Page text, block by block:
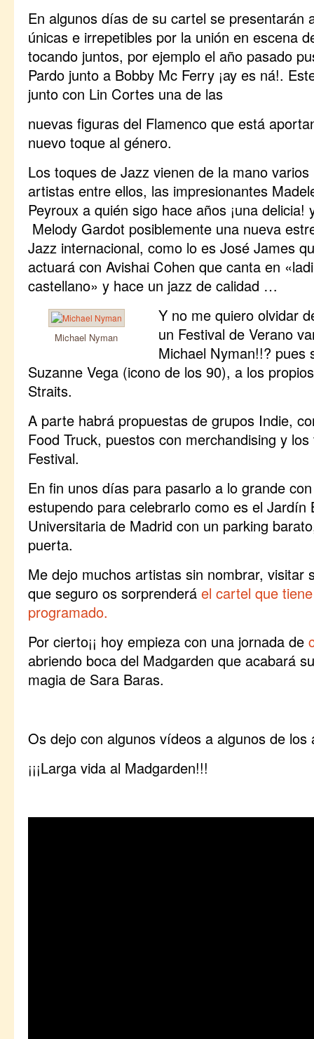
En algunos días de su cartel se presentarán
únicas e irrepetibles por la unión en escena
tocando juntos, por ejemplo el año pasado
Pardo junto a Bobby Mc Ferry ¡ay es ná!.
junto con Lin Cortes una de las
nuevas figuras del Flamenco que está
nuevo toque al género.
Los toques de Jazz vienen de la mano varios
artistas entre ellos, las impresionantes
Peyroux a quién sigo hace años ¡una delicia!
Melody Gardot posiblemente una nueva
Jazz internacional, como lo es José James
actuará con Avishai Cohen que canta en
castellano» y hace un jazz de calidad …
Michael Nyman
Y no me quiero olvidar
un Festival de Verano
Michael Nyman!!?
Suzanne Vega (icono de los 90), a los
Straits.
A parte habrá propuestas de grupos Indie,
Food Truck, puestos con merchandising y
Festival.
En fin unos días para pasarlo a lo grande
estupendo para celebrarlo como es el Jardín
Universitaria de Madrid con un parking
puerta.
Me dejo muchos artistas sin nombrar, visitar
que seguro os sorprenderá el cartel que tiene
programado.
Por cierto¡¡ hoy empieza con una jornada de
abriendo boca del Madgarden que acabará
magia de Sara Baras.
Os dejo con algunos vídeos a algunos de los
¡¡¡Larga vida al Madgarden!!!